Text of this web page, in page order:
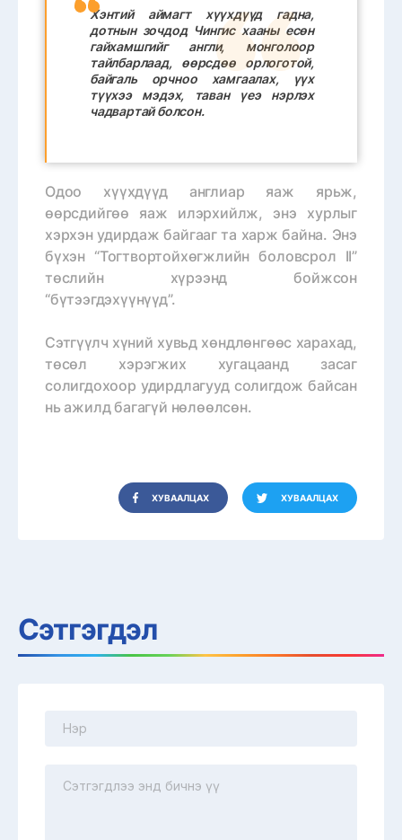
Хэнтий аймагт хүүхдүүд гадна,
дотнын зочдод Чингис хааны есөн
гайхамшгийг англи, монголоор
тайлбарлаад, өөрсдөө орлоготой,
байгаль орчноо хамгаалах, үүх
түүхээ мэдэх, таван үеэ нэрлэх
чадвартай болсон.
Одоо хүүхдүүд англиар яаж ярьж,
өөрсдийгөө яаж илэрхийлж, энэ хурлыг
хэрхэн удирдаж байгааг та харж байна. Энэ
бүхэн “Тогтвортойхөгжлийн боловсрол II”
төслийн хүрээнд бойжсон
“бүтээгдэхүүнүүд”.
Сэтгүүлч хүний хувьд хөндлөнгөөс харахад,
төсөл хэрэгжих хугацаанд засаг
солигдохоор удирдлагууд солигдож байсан
нь ажилд багагүй нөлөөлсөн.
ХУВААЛЦАХ ХУВААЛЦАХ
Сэтгэгдэл